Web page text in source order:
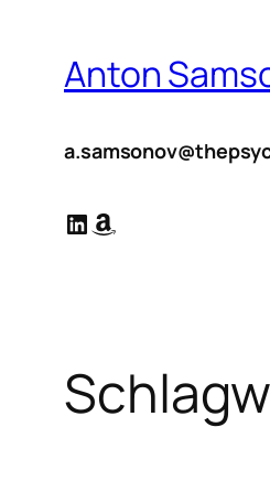
springenAnton
LinkedIn
Amazon